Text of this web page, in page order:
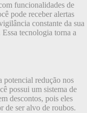
funcionalidades de
pode receber alertas
constante da sua
tecnologia torna a
potencial redução nos
possui um sistema de
descontos, pois eles
de ser alvo de roubos.